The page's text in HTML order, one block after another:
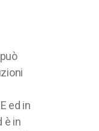
ed in
è in